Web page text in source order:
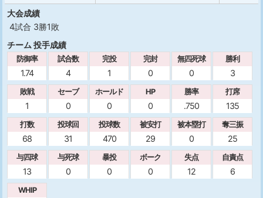
大会成績
4試合 3勝1敗
チーム 投手成績
防御率
1.74
試合数
4
完投
1
完封
0
無四死球
0
勝利
3
敗戦
1
セーブ
0
ホールド
0
HP
0
勝率
.750
打席
135
打数
68
投球回
31
投球数
470
被安打
29
被本塁打
0
奪三振
25
与四球
13
与死球
0
暴投
0
ボーク
0
失点
12
自責点
6
WHIP